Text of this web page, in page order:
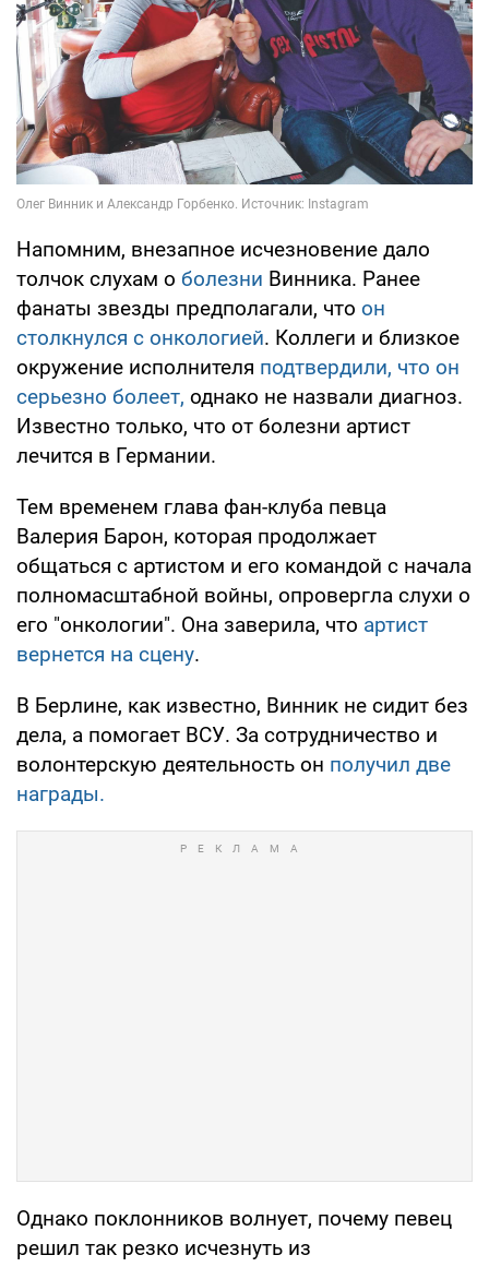
Напомним, внезапное исчезновение дало
толчок слухам о болезни Винника. Ранее
фанаты звезды предполагали, что он
столкнулся с онкологией. Коллеги и близкое
окружение исполнителя подтвердили, что он
серьезно болеет, однако не назвали диагноз.
Известно только, что от болезни артист
лечится в Германии.
Тем временем глава фан-клуба певца
Валерия Барон, которая продолжает
общаться с артистом и его командой с начала
полномасштабной войны, опровергла слухи о
его "онкологии". Она заверила, что артист
вернется на сцену.
В Берлине, как известно, Винник не сидит без
дела, а помогает ВСУ. За сотрудничество и
волонтерскую деятельность он получил две
награды.
Однако поклонников волнует, почему певец
решил так резко исчезнуть из